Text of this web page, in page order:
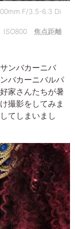
F/3.5-6.3 Di
ISO800 焦点距離
ンバカーニバ
バカーニバルパ
家さんたちが暑
撮影をしてみま
てしまいまし